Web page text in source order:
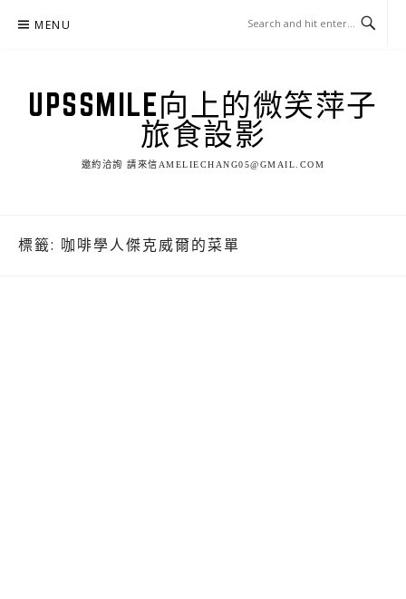
MENU
UPSSMILE向上的微笑萍子
旅食設影
邀約洽詢 請來信AMELIECHANG05@GMAIL.COM
標籤: 咖啡學人傑克威爾的菜單